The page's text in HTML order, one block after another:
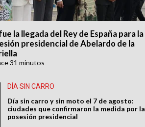
la llegada del Rey de España para la
presidencial de Abelardo de la
31 minutos
DÍA SIN CARRO
Día sin carro y sin moto el 7 de agosto:
ciudades que confirmaron la medida por la
posesión presidencial